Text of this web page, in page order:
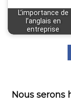
L’importance de
l’anglais en
entreprise
Nous serons